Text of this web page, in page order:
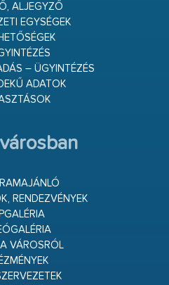
ALJEGYZŐ
EGYSÉGEK
– ÜGYINTÉZÉS
ADATOK
RENDEZVÉNYEK
A VÁROSRÓL